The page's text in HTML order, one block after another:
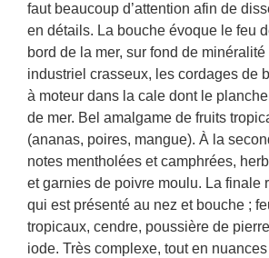
faut beaucoup d’attention afin de
en détails. La bouche évoque le feu
bord de la mer, sur fond de minéralité
industriel crasseux, les cordages de
à moteur dans la cale dont le
de mer. Bel amalgame de fruits
(ananas, poires, mangue). À la
notes mentholées et camphrées,
et garnies de poivre moulu. La finale
qui est présenté au nez et bouche ;
tropicaux, cendre, poussière de
iode. Très complexe, tout en